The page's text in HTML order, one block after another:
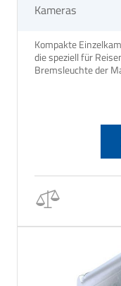
Kameras
Kompakte
die speziell für
Bremsleuchte der